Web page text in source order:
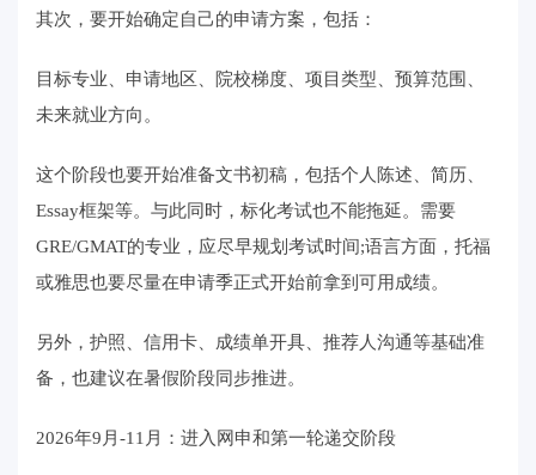
其次，要开始确定自己的申请方案，包括：
目标专业、申请地区、院校梯度、项目类型、预算范围、
未来就业方向。
这个阶段也要开始准备文书初稿，包括个人陈述、简历、
Essay框架等。与此同时，标化考试也不能拖延。需要
GRE/GMAT的专业，应尽早规划考试时间;语言方面，托福
或雅思也要尽量在申请季正式开始前拿到可用成绩。
另外，护照、信用卡、成绩单开具、推荐人沟通等基础准
备，也建议在暑假阶段同步推进。
2026年9月-11月：进入网申和第一轮递交阶段